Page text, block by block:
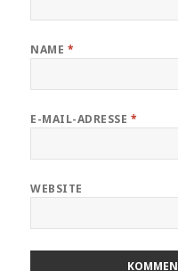
NAME *
E-MAIL-ADRESSE *
WEBSITE